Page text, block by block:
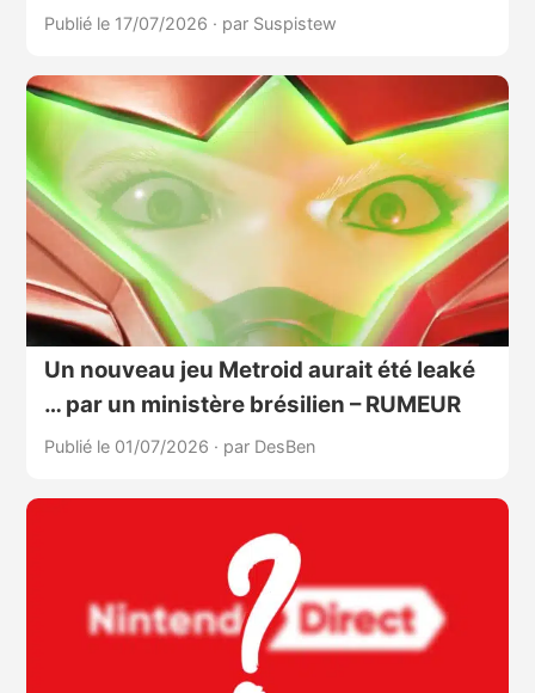
Publié le 17/07/2026 · par Suspistew
Un nouveau jeu Metroid aurait été leaké
… par un ministère brésilien – RUMEUR
Publié le 01/07/2026 · par DesBen